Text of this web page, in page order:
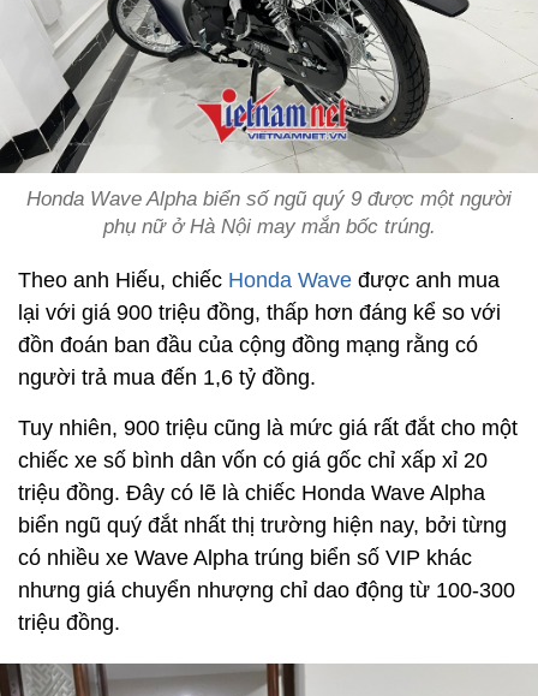
Honda Wave Alpha biển số ngũ quý 9 được một người
phụ nữ ở Hà Nội may mắn bốc trúng.
Theo anh Hiếu, chiếc Honda Wave được anh mua
lại với giá 900 triệu đồng, thấp hơn đáng kể so với
đồn đoán ban đầu của cộng đồng mạng rằng có
người trả mua đến 1,6 tỷ đồng.
Tuy nhiên, 900 triệu cũng là mức giá rất đắt cho một
chiếc xe số bình dân vốn có giá gốc chỉ xấp xỉ 20
triệu đồng. Đây có lẽ là chiếc Honda Wave Alpha
biển ngũ quý đắt nhất thị trường hiện nay, bởi từng
có nhiều xe Wave Alpha trúng biển số VIP khác
nhưng giá chuyển nhượng chỉ dao động từ 100-300
triệu đồng.